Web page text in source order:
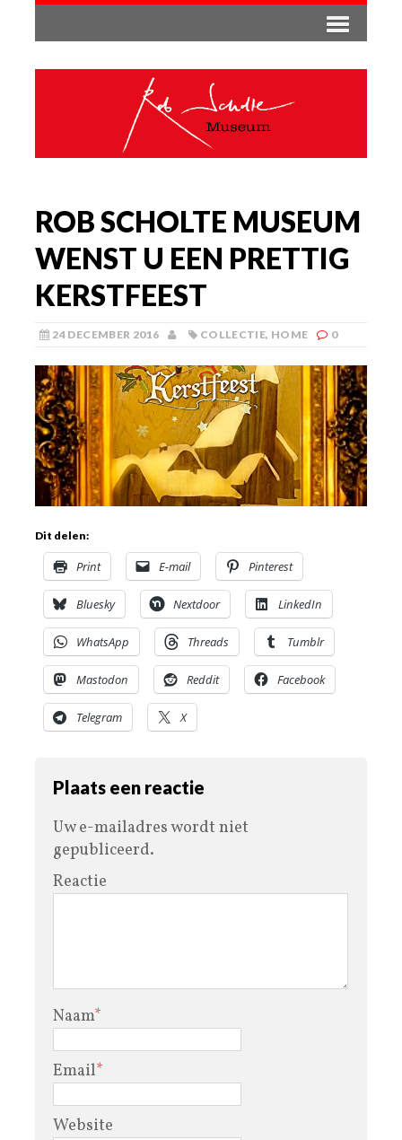
ROB SCHOLTE MUSEUM
WENST U EEN PRETTIG
KERSTFEEST
24 DECEMBER 2016 COLLECTIE, HOME 0
Dit delen:
Print E-mail Pinterest
Bluesky Nextdoor LinkedIn
WhatsApp Threads Tumblr
Mastodon Reddit Facebook
Telegram X
Plaats een reactie
Uw e-mailadres wordt niet
gepubliceerd.
Reactie
Naam*
Email*
Website